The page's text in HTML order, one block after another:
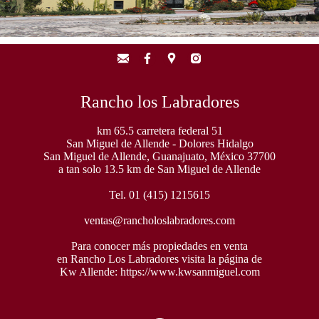
Rancho los Labradores
km 65.5 carretera federal 51
San Miguel de Allende - Dolores Hidalgo
San Miguel de Allende, Guanajuato, México 37700
a tan solo 13.5 km de San Miguel de Allende
Tel. 01 (415) 1215615
ventas@rancholoslabradores.com
Para conocer más propiedades en venta
en Rancho Los Labradores visita la página de
Kw Allende: https://www.kwsanmiguel.com